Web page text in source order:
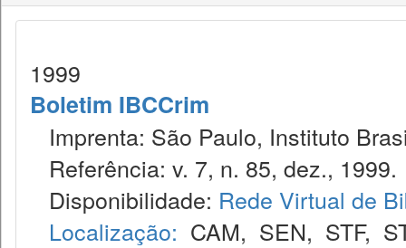
1999
Boletim IBCCrim
Imprenta: São Paulo, Instituto
Referência: v. 7, n. 85, dez., 1999.
Disponibilidade: Rede Virtual de
Localização: CAM, SEN, STF,